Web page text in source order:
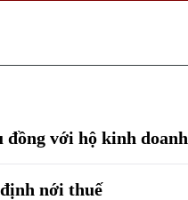
với hộ kinh doanh
nới thuế